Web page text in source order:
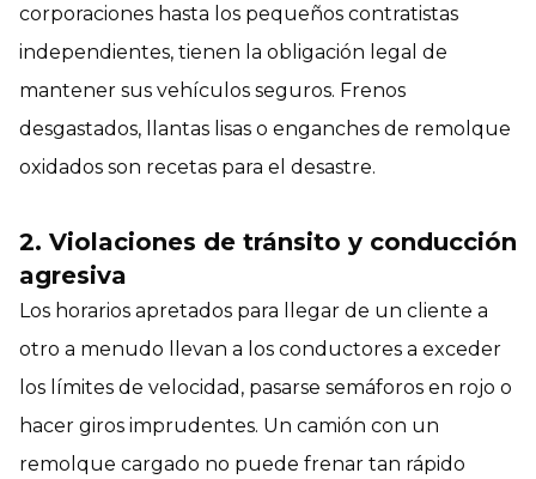
corporaciones hasta los pequeños contratistas
independientes, tienen la obligación legal de
mantener sus vehículos seguros. Frenos
desgastados, llantas lisas o enganches de remolque
oxidados son recetas para el desastre.
2. Violaciones de tránsito y conducción
agresiva
Los horarios apretados para llegar de un cliente a
otro a menudo llevan a los conductores a exceder
los límites de velocidad, pasarse semáforos en rojo o
hacer giros imprudentes. Un camión con un
remolque cargado no puede frenar tan rápido